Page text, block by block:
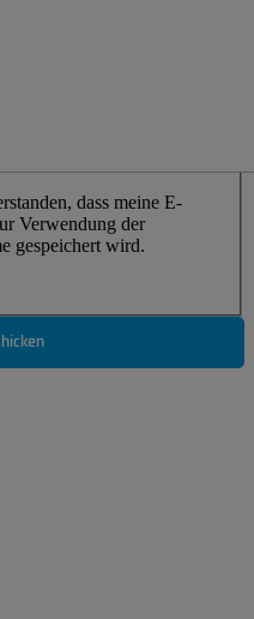
dass meine E-
Verwendung der
gespeichert wird.